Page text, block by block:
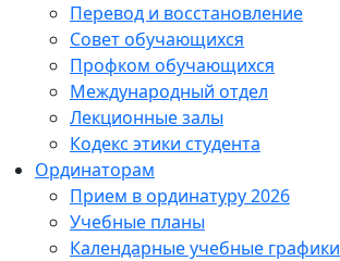
Перевод и восстановление
Совет обучающихся
Профком обучающихся
Международный отдел
Лекционные залы
Кодекс этики студента
Ординаторам
Прием в ординатуру 2026
Учебные планы
Календарные учебные графики